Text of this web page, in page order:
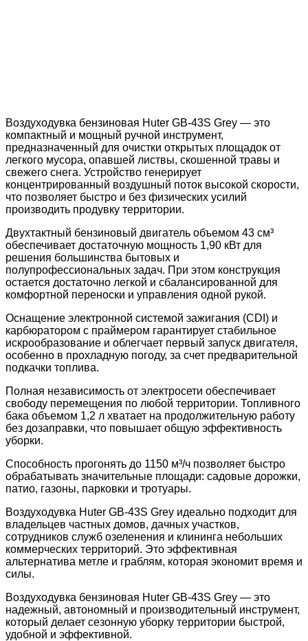
Воздуходувка бензиновая Huter GB-43S Grey — это
компактный и мощный ручной инструмент,
предназначенный для очистки открытых площадок от
легкого мусора, опавшей листвы, скошенной травы и
свежего снега. Устройство генерирует
концентрированный воздушный поток высокой скорости,
что позволяет быстро и без физических усилий
производить продувку территории.
Двухтактный бензиновый двигатель объемом 43 см³
обеспечивает достаточную мощность 1,90 кВт для
решения большинства бытовых и
полупрофессиональных задач. При этом конструкция
остается достаточно легкой и сбалансированной для
комфортной переноски и управления одной рукой.
Оснащение электронной системой зажигания (CDI) и
карбюратором с праймером гарантирует стабильное
искрообразование и облегчает первый запуск двигателя,
особенно в прохладную погоду, за счет предварительной
подкачки топлива.
Полная независимость от электросети обеспечивает
свободу перемещения по любой территории. Топливного
бака объемом 1,2 л хватает на продолжительную работу
без дозаправки, что повышает общую эффективность
уборки.
Способность прогонять до 1150 м³/ч позволяет быстро
обрабатывать значительные площади: садовые дорожки,
патио, газоны, парковки и тротуары.
Воздуходувка Huter GB-43S Grey идеально подходит для
владельцев частных домов, дачных участков,
сотрудников служб озеленения и клининга небольших
коммерческих территорий. Это эффективная
альтернатива метле и граблям, которая экономит время и
силы.
Воздуходувка бензиновая Huter GB-43S Grey — это
надежный, автономный и производительный инструмент,
который делает сезонную уборку территории быстрой,
удобной и эффективной.